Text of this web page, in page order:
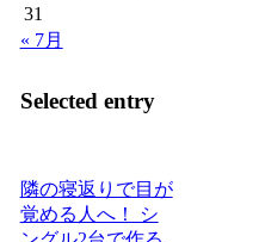
31
« 7月
Selected entry
隣の寝返りで目が
覚める人へ！ シ